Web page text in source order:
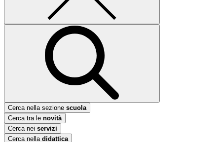
Cerca nella sezione scuola
Cerca tra le novità
Cerca nei servizi
Cerca nella didattica